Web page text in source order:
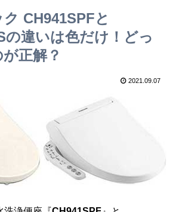
CH941SPFと
の違いは色だけ！どっ
正解？
2021.09.07